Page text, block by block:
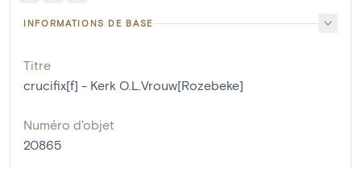
INFORMATIONS DE BASE
Titre
crucifix[f] - Kerk O.L.Vrouw[Rozebeke]
Numéro d'objet
20865